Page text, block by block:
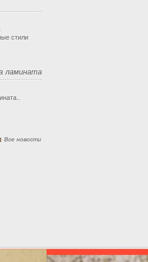
стили
ламината
Все новости